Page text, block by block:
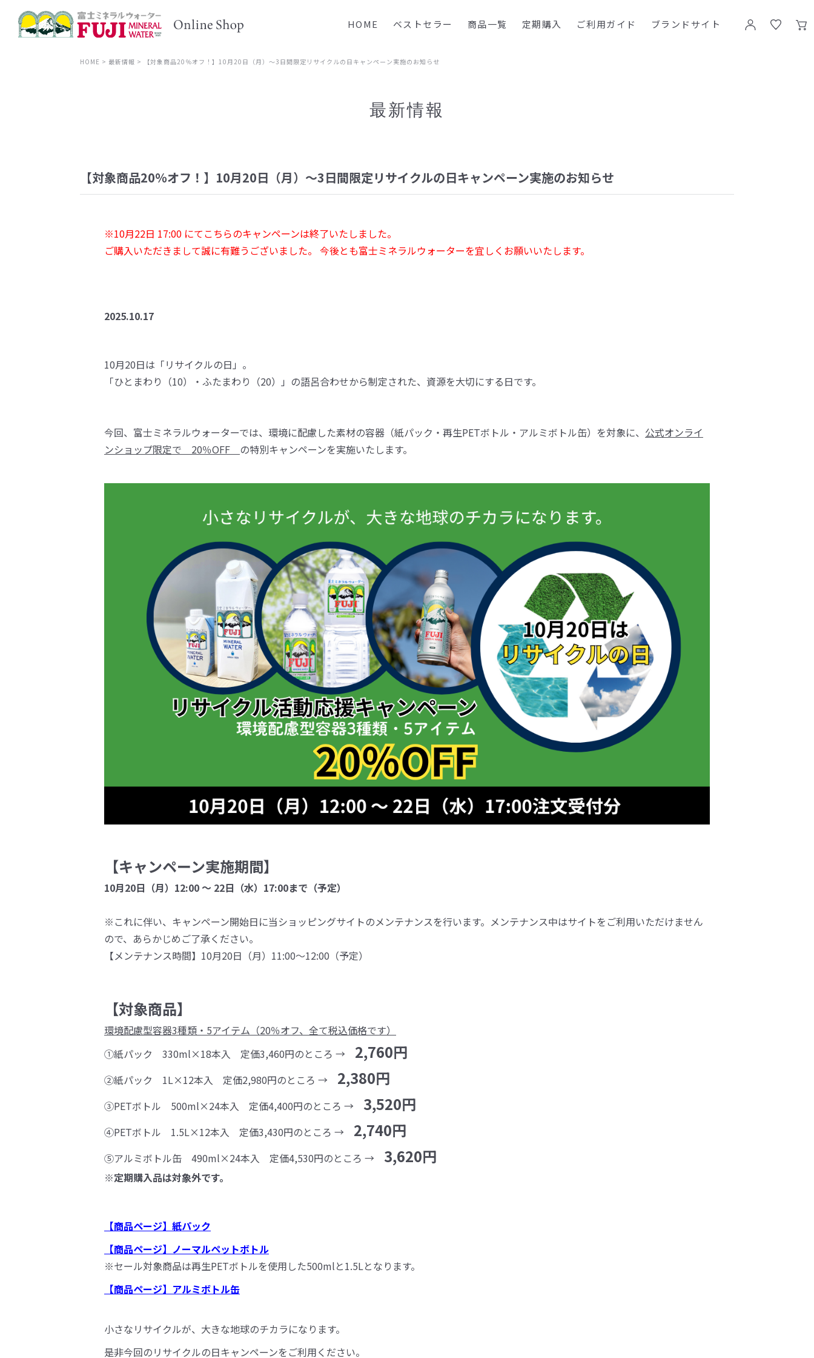
HOME ベストセラー 商品一覧 定期購入 ご利用ガイド ブランドサイト
HOME 最新情報 【対象商品20％オフ！】10月20日（月）～3日間限定リサイクルの日キャンペーン実施のお知らせ
最新情報
【対象商品20％オフ！】10月20日（月）～3日間限定リサイクルの日キャンペーン実施のお知らせ
※10月22日 17:00 にてこちらのキャンペーンは終了いたしました。
ご購入いただきまして誠に有難うございました。 今後とも富士ミネラルウォーターを宜しくお願いいたします。
2025.10.17
10月20日は「リサイクルの日」。
「ひとまわり（10）・ふたまわり（20）」の語呂合わせから制定された、資源を大切にする日です。
今回、富士ミネラルウォーターでは、環境に配慮した素材の容器（紙パック・再生PETボトル・アルミボトル缶）を対象に、 公式オンライ
ンショップ限定で 20％OFF の特別キャンペーンを実施いたします。
【キャンペーン実施期間】
10月20日（月）12:00 ～ 22日（水）17:00まで（予定）
※これに伴い、キャンペーン開始日に当ショッピングサイトのメンテナンスを行います。メンテナンス中はサイトをご利用いただけません
ので、あらかじめご了承ください。
【メンテナンス時間】10月20日（月）11:00～12:00（予定）
【対象商品】
環境配慮型容器3種類・5アイテム（20％オフ、全て税込価格です）
①紙パック 330ml×18本入 定価3,460円のところ → 2,760円
②紙パック 1L×12本入 定価2,980円のところ → 2,380円
③PETボトル 500ml×24本入 定価4,400円のところ → 3,520円
④PETボトル 1.5L×12本入 定価3,430円のところ → 2,740円
⑤アルミボトル缶 490ml×24本入 定価4,530円のところ → 3,620円
※定期購入品は対象外です。
【商品ページ】紙パック
【商品ページ】ノーマルペットボトル
※セール対象商品は再生PETボトルを使用した500mlと1.5Lとなります。
【商品ページ】アルミボトル缶
小さなリサイクルが、大きな地球のチカラになります。
是非今回のリサイクルの日キャンペーンをご利用ください。